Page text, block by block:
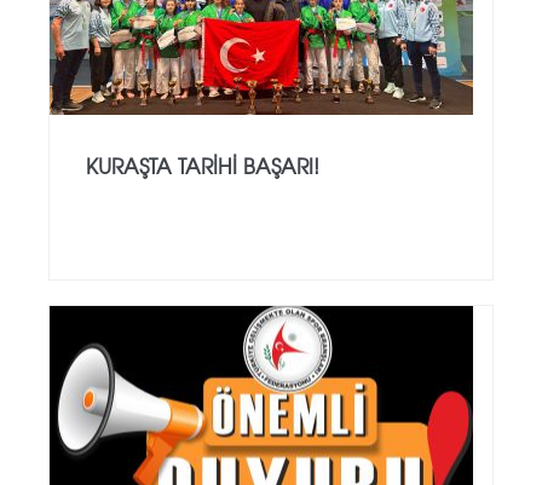
KURAŞTA TARİHİ BAŞARI!